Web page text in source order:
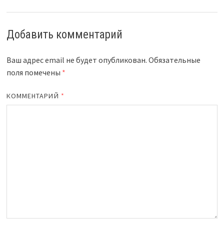
Добавить комментарий
Ваш адрес email не будет опубликован. Обязательные
поля помечены *
КОММЕНТАРИЙ *